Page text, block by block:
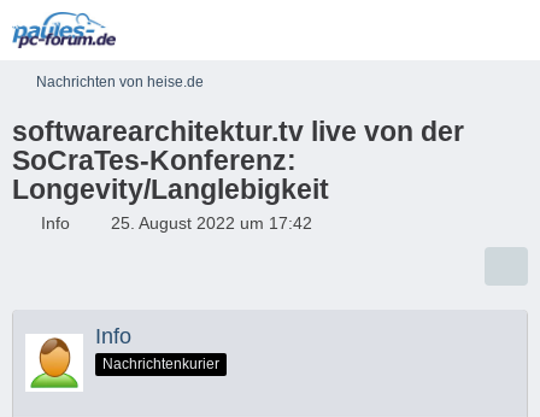
Nachrichten von heise.de
softwarearchitektur.tv live von der
SoCraTes-Konferenz:
Longevity/Langlebigkeit
Info 25. August 2022 um 17:42
Info
Nachrichtenkurier